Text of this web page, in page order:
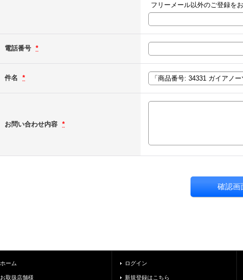
フリーメール以外のご登録をお
電話番号 *
件名 *
お問い合わせ内容 *
ホーム
お取扱店舗様
ログイン
新規登録はこちら